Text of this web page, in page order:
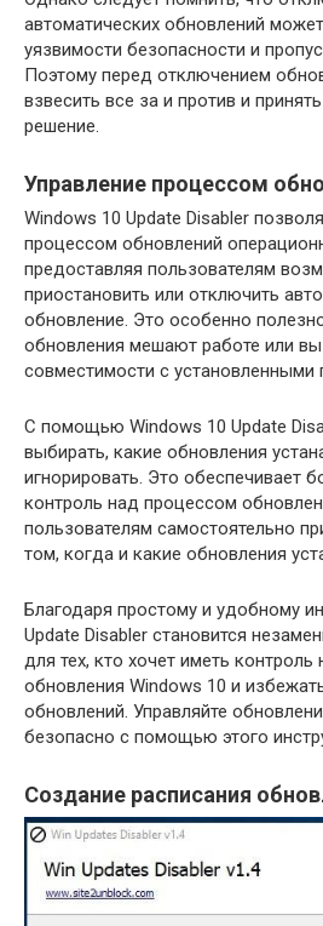
автоматических обновлений
уязвимости безопасности и
Поэтому перед отключением
взвесить все за и против и
решение.
Управление процессом
Windows 10 Update Disabler
процессом обновлений
предоставляя пользователям
приостановить или отключить
обновление. Это особенно
обновления мешают работе или
совместимости с установленными
С помощью Windows 10 Update
выбирать, какие обновления
игнорировать. Это обеспечивает
контроль над процессом
пользователям самостоятельно
том, когда и какие обновления
Благодаря простому и удобному
Update Disabler становится
для тех, кто хочет иметь
обновления Windows 10 и
обновлений. Управляйте
безопасно с помощью этого
Создание расписания